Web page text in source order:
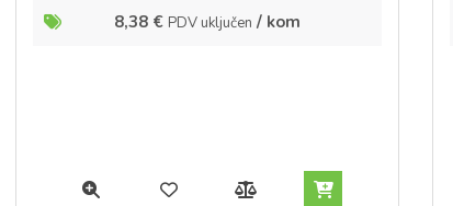
8,38 € PDV uključen / kom